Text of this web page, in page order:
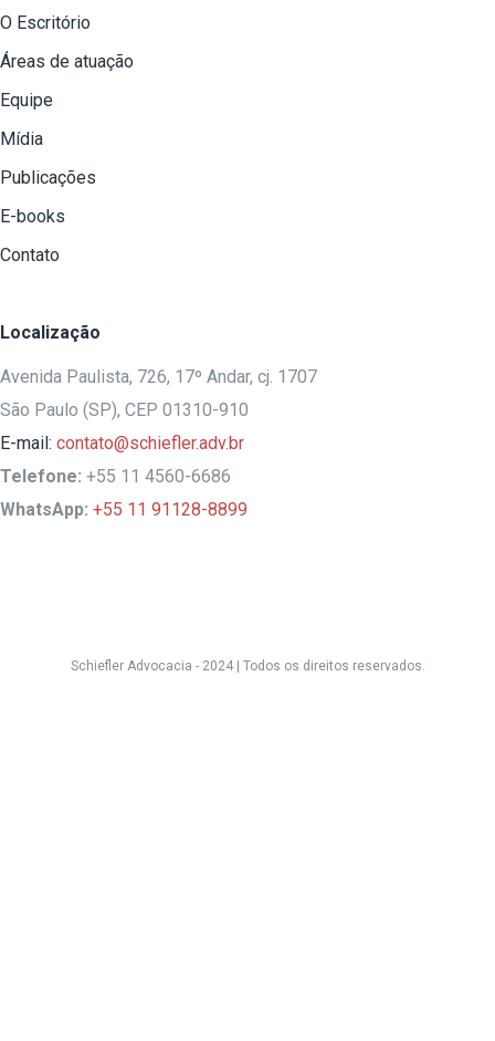
O Escritório
Áreas de atuação
Equipe
Mídia
Publicações
E-books
Contato
Localização
Avenida Paulista, 726, 17º Andar, cj. 1707
São Paulo (SP), CEP 01310-910
E-mail: contato@schiefler.adv.br
Telefone: +55 11 4560-6686
WhatsApp: +55 11 91128-8899
Schiefler Advocacia - 2024 | Todos os direitos reservados.